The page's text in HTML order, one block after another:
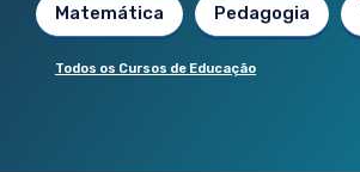
Matemática Pedagogia
Todos os Cursos de Educação